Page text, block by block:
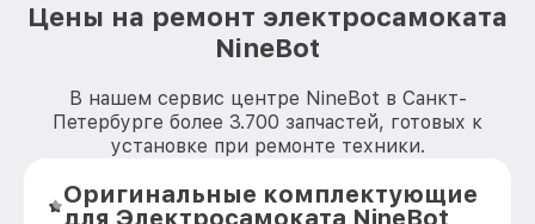
Цены на ремонт электросамоката
NineBot
В нашем сервис центре NineBot в Санкт-
Петербурге более 3.700 запчастей, готовых к
установке при ремонте техники.
Оригинальные комплектующие
для Электросамоката NineBot